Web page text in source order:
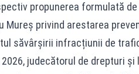
propunerea formulată de
Mureș privind arestarea
săvârșirii infracțiunii de
judecătorul de drepturi